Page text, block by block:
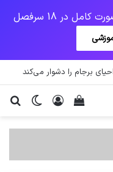
در 18 سرفصل
برجام را دشوار می‌کند
تغییر ورود
دیدن سبد خرید